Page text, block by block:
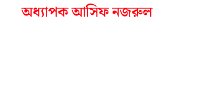
অধ্যাপক আসিফ নজরুল